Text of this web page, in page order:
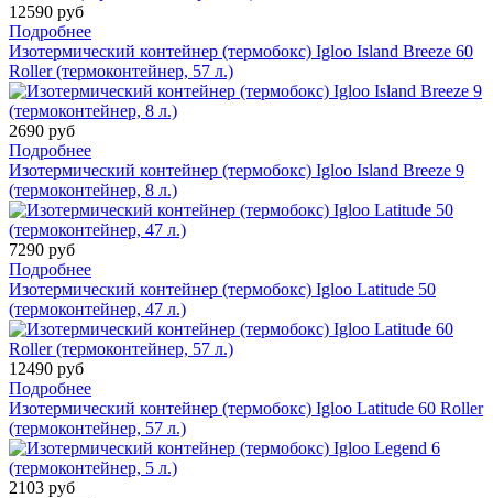
12590 руб
Подробнее
Изотермический контейнер (термобокс) Igloo Island Breeze 60
Roller (термоконтейнер, 57 л.)
2690 руб
Подробнее
Изотермический контейнер (термобокс) Igloo Island Breeze 9
(термоконтейнер, 8 л.)
7290 руб
Подробнее
Изотермический контейнер (термобокс) Igloo Latitude 50
(термоконтейнер, 47 л.)
12490 руб
Подробнее
Изотермический контейнер (термобокс) Igloo Latitude 60 Roller
(термоконтейнер, 57 л.)
2103 руб